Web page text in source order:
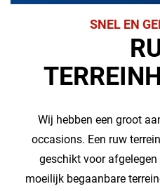
SNEL EN
Wij hebben een groot
occasions. Een ruw
geschikt voor
moeilijk begaanbare